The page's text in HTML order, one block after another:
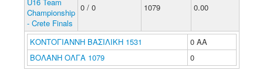
Championship
- Crete Finals
0 / 0 1079 0.00
ΚΟΝΤΟΓΙΑΝΝΗ ΒΑΣΙΛΙΚΗ 1531
0 ΑΑ
ΒΟΛΑΝΗ ΟΛΓΑ 1079
0